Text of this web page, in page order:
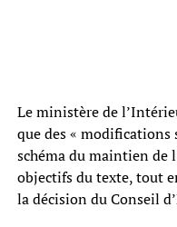
Le ministère de
que des « modifications
schéma du maintien de
objectifs du texte, tout
la décision du Conseil